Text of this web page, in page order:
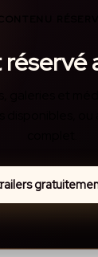
galeries et
ou